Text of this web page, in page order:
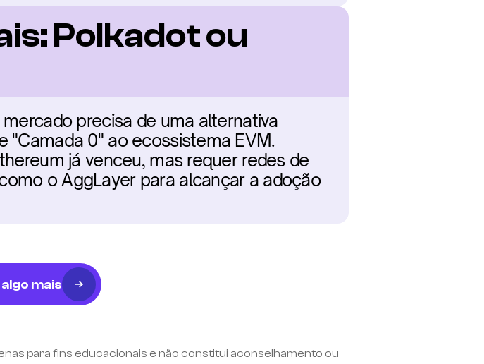
Polkadot ou
precisa de uma alternativa
0" ao ecossistema EVM.
já venceu, mas requer redes de
o AggLayer para alcançar a adoção
mais
para fins educacionais e não constitui aconselhamento ou